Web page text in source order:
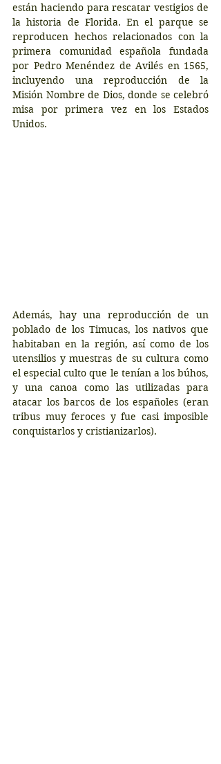
están haciendo para rescatar vestigios de
la historia de Florida. En el parque se
reproducen hechos relacionados con la
primera comunidad española fundada
por Pedro Menéndez de Avilés en 1565,
incluyendo una reproducción de la
Misión Nombre de Dios, donde se celebró
misa por primera vez en los Estados
Unidos.
Además, hay una reproducción de un
poblado de los Timucas, los nativos que
habitaban en la región, así como de los
utensilios y muestras de su cultura como
el especial culto que le tenían a los búhos,
y una canoa como las utilizadas para
atacar los barcos de los españoles (eran
tribus muy feroces y fue casi imposible
conquistarlos y cristianizarlos).